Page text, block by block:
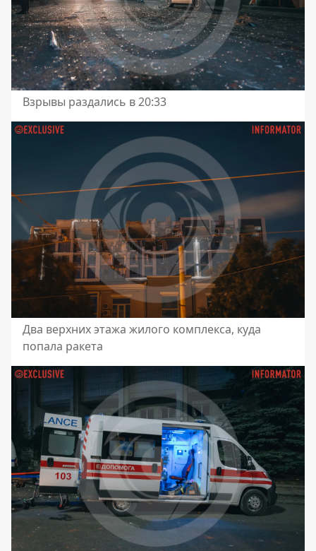
Взрывы раздались в 20:33
Два верхних этажа жилого комплекса, куда
попала ракета